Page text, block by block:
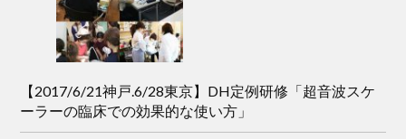
【2017/6/21神戸.6/28東京】DH定例研修「超音波スケ
ーラーの臨床での効果的な使い方」